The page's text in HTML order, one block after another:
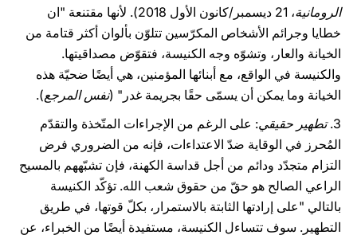
الرومانية
، 21 ديسمبر/كانون الأول 2018). لأنها مقتنعة "ان
خطايا وجرائم الأشخاص المكرّسين تتلوّن بألوان أكثر قتامة من
الخيانة والعار، وتشوّه وجه الكنيسة، فتقوّض مصداقيتها.
والكنيسة في الواقع، مع أبنائها المؤمنين، هي أيضًا ضحيّة هذه
الخيانة وما يمكن أن يسمّى حقًا بجريمة غدر" (نفس المرجع).
3. تطهير حقيقي: على الرغم من الإجراءات المتّخذة والتقدّم
المُحرز في الوقاية ضدّ الاعتداءات، فإنه من الضروري فرض
التزام متجدّد ودائم من أجل قداسة الكهنة، فإن تشبّههم بالمسيح
الراعي الصالح هو حقّ من حقوق شعب الله. تؤكّد الكنيسة
بالتالي "على إرادتها الثابتة بالاستمرار، بكلّ قوتها، في طريق
التطهير. سوف تتساءل الكنيسة، مستفيدة أيضًا من الخبراء، عن